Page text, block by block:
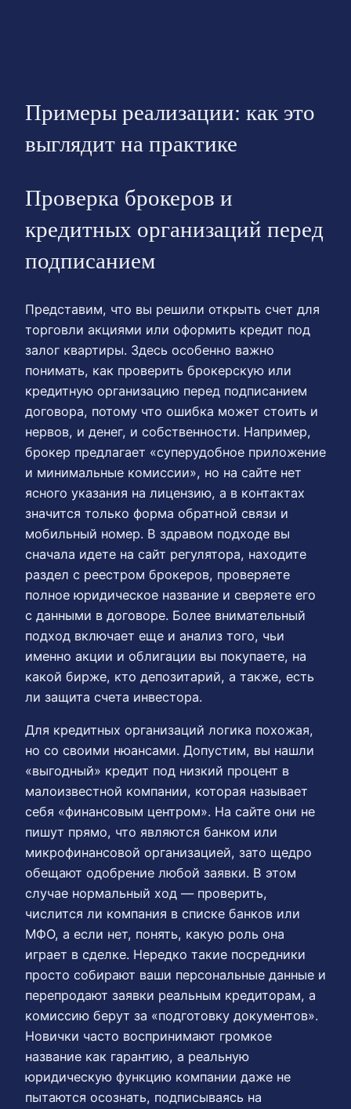
Примеры реализации: как это
выглядит на практике
Проверка брокеров и
кредитных организаций перед
подписанием
Представим, что вы решили открыть счет для
торговли акциями или оформить кредит под
залог квартиры. Здесь особенно важно
понимать, как проверить брокерскую или
кредитную организацию перед подписанием
договора, потому что ошибка может стоить и
нервов, и денег, и собственности. Например,
брокер предлагает «суперудобное приложение
и минимальные комиссии», но на сайте нет
ясного указания на лицензию, а в контактах
значится только форма обратной связи и
мобильный номер. В здравом подходе вы
сначала идете на сайт регулятора, находите
раздел с реестром брокеров, проверяете
полное юридическое название и сверяете его
с данными в договоре. Более внимательный
подход включает еще и анализ того, чьи
именно акции и облигации вы покупаете, на
какой бирже, кто депозитарий, а также, есть
ли защита счета инвестора.
Для кредитных организаций логика похожая,
но со своими нюансами. Допустим, вы нашли
«выгодный» кредит под низкий процент в
малоизвестной компании, которая называет
себя «финансовым центром». На сайте они не
пишут прямо, что являются банком или
микрофинансовой организацией, зато щедро
обещают одобрение любой заявки. В этом
случае нормальный ход — проверить,
числится ли компания в списке банков или
МФО, а если нет, понять, какую роль она
играет в сделке. Нередко такие посредники
просто собирают ваши персональные данные и
перепродают заявки реальным кредиторам, а
комиссию берут за «подготовку документов».
Новички часто воспринимают громкое
название как гарантию, а реальную
юридическую функцию компании даже не
пытаются осознать, подписываясь на